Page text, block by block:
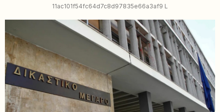
11ac101f54fc64d7c8d97835e66a3af9 L